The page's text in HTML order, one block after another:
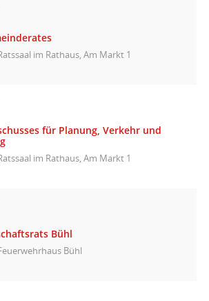
im Rathaus, Am Markt 1
für Planung, Verkehr und
im Rathaus, Am Markt 1
Bühl
Bühl